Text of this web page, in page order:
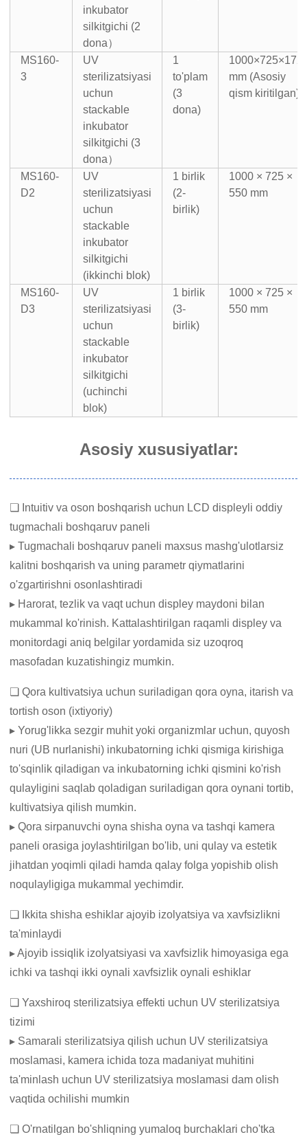
inkubator
silkitgichi (2
dona）
MS160-
3
UV
sterilizatsiyasi
uchun
stackable
inkubator
silkitgichi (3
dona）
1
to'plam
(3
dona)
mm (Asosiy
qism kiritilgan)
MS160-
D2
UV
sterilizatsiyasi
uchun
stackable
inkubator
silkitgichi
(ikkinchi blok)
1 birlik
(2-
birlik)
1000 × 725 ×
550 mm
MS160-
D3
UV
sterilizatsiyasi
uchun
stackable
inkubator
silkitgichi
(uchinchi
blok)
1 birlik
(3-
birlik)
1000 × 725 ×
550 mm
Asosiy xususiyatlar:
❏ Intuitiv va oson boshqarish uchun LCD displeyli oddiy
tugmachali boshqaruv paneli
▸ Tugmachali boshqaruv paneli maxsus mashg'ulotlarsiz
kalitni boshqarish va uning parametr qiymatlarini
o'zgartirishni osonlashtiradi
▸ Harorat, tezlik va vaqt uchun displey maydoni bilan
mukammal ko'rinish. Kattalashtirilgan raqamli displey va
monitordagi aniq belgilar yordamida siz uzoqroq
masofadan kuzatishingiz mumkin.
❏ Qora kultivatsiya uchun suriladigan qora oyna, itarish va
tortish oson (ixtiyoriy)
▸ Yorug'likka sezgir muhit yoki organizmlar uchun, quyosh
nuri (UB nurlanishi) inkubatorning ichki qismiga kirishiga
to'sqinlik qiladigan va inkubatorning ichki qismini ko'rish
qulayligini saqlab qoladigan suriladigan qora oynani tortib,
kultivatsiya qilish mumkin.
▸ Qora sirpanuvchi oyna shisha oyna va tashqi kamera
paneli orasiga joylashtirilgan bo'lib, uni qulay va estetik
jihatdan yoqimli qiladi hamda qalay folga yopishib olish
noqulayligiga mukammal yechimdir.
❏ Ikkita shisha eshiklar ajoyib izolyatsiya va xavfsizlikni
ta'minlaydi
▸ Ajoyib issiqlik izolyatsiyasi va xavfsizlik himoyasiga ega
ichki va tashqi ikki oynali xavfsizlik oynali eshiklar
❏ Yaxshiroq sterilizatsiya effekti uchun UV sterilizatsiya
tizimi
▸ Samarali sterilizatsiya qilish uchun UV sterilizatsiya
moslamasi, kamera ichida toza madaniyat muhitini
ta'minlash uchun UV sterilizatsiya moslamasi dam olish
vaqtida ochilishi mumkin
❏ O'rnatilgan bo'shliqning yumaloq burchaklari cho'tka